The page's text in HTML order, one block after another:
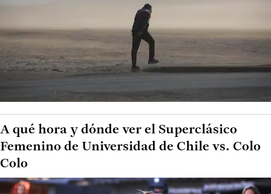
A qué hora y dónde ver el Superclásico
Femenino de Universidad de Chile vs. Colo
Colo